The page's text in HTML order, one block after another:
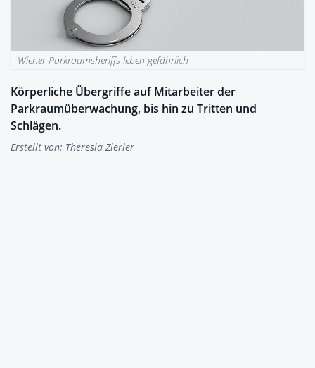
Wiener Parkraumsheriffs leben gefährlich
Körperliche Übergriffe auf Mitarbeiter der
Parkraumüberwachung, bis hin zu Tritten und
Schlägen.
Erstellt von: Theresia Zierler